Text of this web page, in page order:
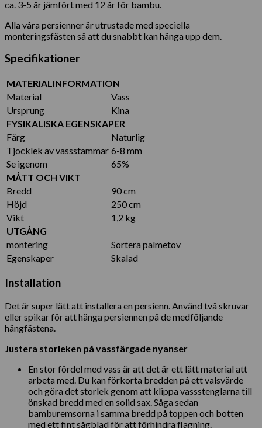
ca. 3-5 år jämfört med 12 år för bambu.
Alla våra persienner är utrustade med speciella
monteringsfästen så att du snabbt kan hänga upp dem.
Specifikationer
MATERIALINFORMATION
Material
Vass
Ursprung
Kina
FYSIKALISKA EGENSKAPER
Färg
Naturlig
Tjocklek av vassstammar 6-8 mm
Se igenom
65%
MÅTT OCH VIKT
Bredd
90 cm
Höjd
250 cm
Vikt
1,2 kg
UTGÅNG
montering
Sortera palmetov
Egenskaper
Skalad
Installation
Det är super lätt att installera en persienn. Använd två skruvar
eller spikar för att hänga persiennen på de medföljande
hängfästena.
Justera storleken på vassfärgade nyanser
En stor fördel med vass är att det är ett lätt material att
arbeta med. Du kan förkorta bredden på ett valsvärde
och göra det storlek genom att klippa vassstenglarna till
önskad bredd med en solid sax. Såga sedan
bamburemsorna i samma bredd på toppen och botten
med ett fint sågblad för att förhindra flagning.